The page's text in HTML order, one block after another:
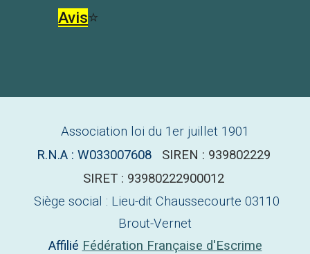
Avis⭐
Association loi du 1er juillet 1901
R.N.A : W033007608
SIREN : 939802229
SIRET: 93980222900012
Siège social : Lieu-dit Chaussecourte 03110
Brout-Vernet
Affilié Fédération Française d'Escrime